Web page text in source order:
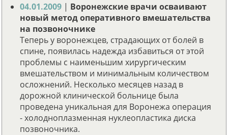
04.01.2009 | Воронежские врачи осваивают
новый метод оперативного вмешательства
на позвоночнике
Теперь у воронежцев, страдающих от болей в
спине, появилась надежда избавиться от этой
проблемы с наименьшим хирургическим
вмешательством и минимальным количеством
осложнений. Несколько месяцев назад в
дорожной клинической больнице была
проведена уникальная для Воронежа операция
- холодноплазменная нуклеопластика диска
позвоночника.